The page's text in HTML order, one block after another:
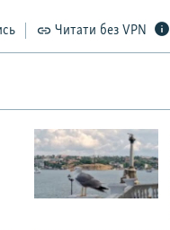
Читати без VPN